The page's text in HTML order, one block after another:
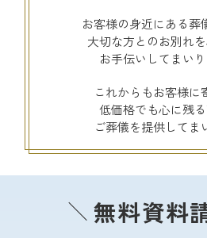
お客様の身近にある葬
大切な方とのお別れ
お手伝いしてまいり
これからもお客様に
低価格でも心に残
ご葬儀を提供してま
無料資料